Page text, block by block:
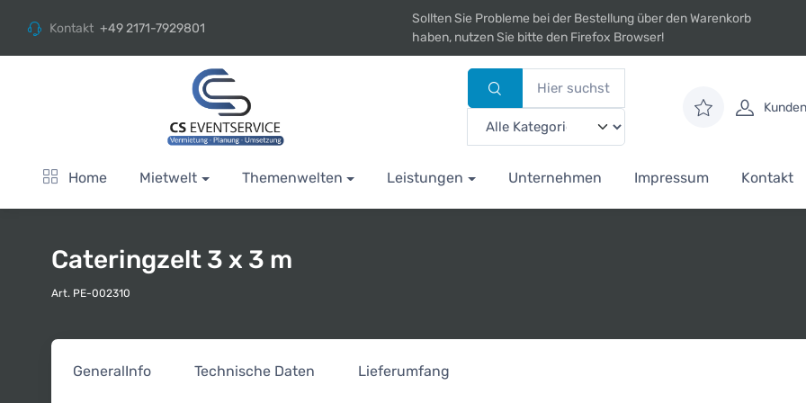
Kontakt +49 2171-7929801
Sollten Sie Probleme bei der Bestellung über den Warenkorb
haben, nutzen Sie bitte den Firefox Browser!
Home Mietwelt Themenwelten Leistungen Unternehmen Impressum Kontakt
Cateringzelt 3 x 3 m
Art. PE-002310
GeneralInfo Technische Daten Lieferumfang